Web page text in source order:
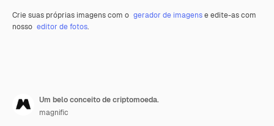
Crie suas próprias imagens com o gerador de imagense edite-as com
nosso editor de fotos.
Um belo conceito de criptomoeda.
magnific